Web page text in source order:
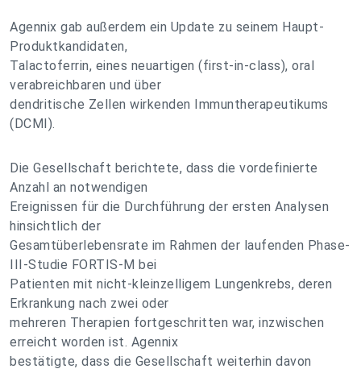
Agennix gab außerdem ein Update zu seinem Haupt-
Produktkandidaten,
Talactoferrin, eines neuartigen (first-in-class), oral
verabreichbaren und über
dendritische Zellen wirkenden Immuntherapeutikums
(DCMI).
Die Gesellschaft berichtete, dass die vordefinierte
Anzahl an notwendigen
Ereignissen für die Durchführung der ersten Analysen
hinsichtlich der
Gesamtüberlebensrate im Rahmen der laufenden Phase-
III-Studie FORTIS-M bei
Patienten mit nicht-kleinzelligem Lungenkrebs, deren
Erkrankung nach zwei oder
mehreren Therapien fortgeschritten war, inzwischen
erreicht worden ist. Agennix
bestätigte, dass die Gesellschaft weiterhin davon